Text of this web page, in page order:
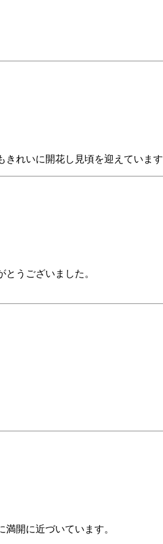
れいに開花し見頃を迎えています
うございました。
開に近づいています。